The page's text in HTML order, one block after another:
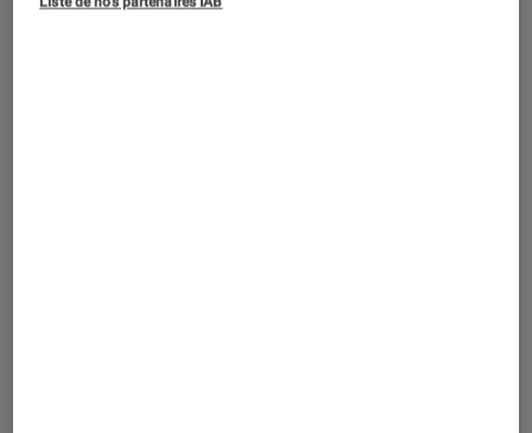
intimes des regards indiscrets ?